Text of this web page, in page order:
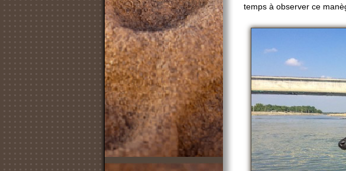
temps à observer ce